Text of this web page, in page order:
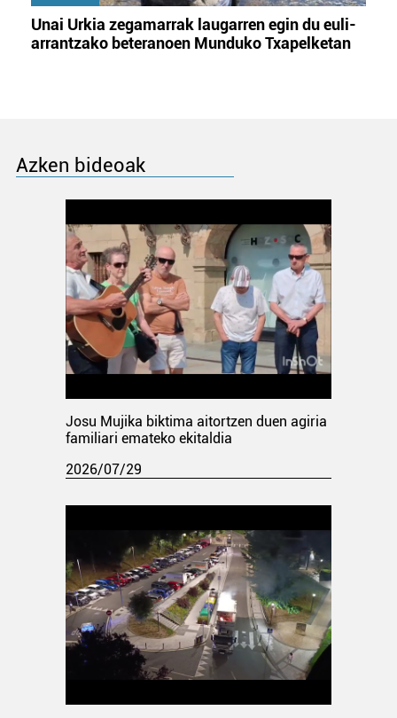
Unai Urkia zegamarrak laugarren egin du euli-
arrantzako beteranoen Munduko Txapelketan
Azken bideoak
Josu Mujika biktima aitortzen duen agiria
familiari emateko ekitaldia
2026/07/29